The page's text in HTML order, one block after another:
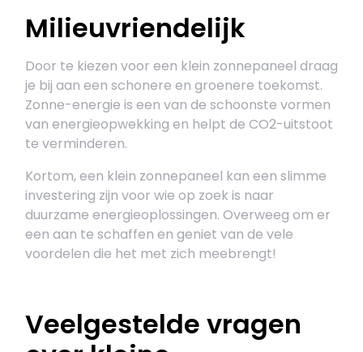
Milieuvriendelijk
Door te kiezen voor een klein zonnepaneel draag
je bij aan een schonere en groenere toekomst.
Zonne-energie is een van de schoonste vormen
van energieopwekking en helpt de CO2-uitstoot
te verminderen.
Kortom, een klein zonnepaneel kan een slimme
investering zijn voor wie op zoek is naar
duurzame energieoplossingen. Overweeg om er
een aan te schaffen en geniet van de vele
voordelen die het met zich meebrengt!
Veelgestelde vragen